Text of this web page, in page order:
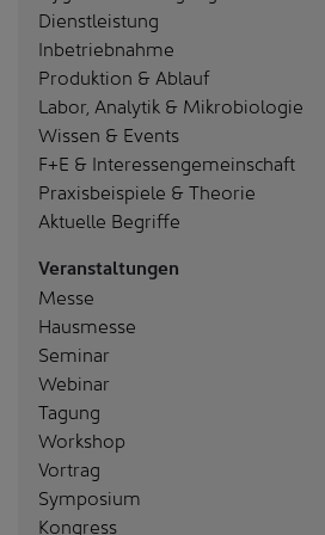
Dienstleistung
Inbetriebnahme
Produktion & Ablauf
Labor, Analytik & Mikrobiologie
Wissen & Events
F+E & Interessengemeinschaft
Praxisbeispiele & Theorie
Aktuelle Begriffe
Veranstaltungen
Messe
Hausmesse
Seminar
Webinar
Tagung
Workshop
Vortrag
Symposium
Kongress